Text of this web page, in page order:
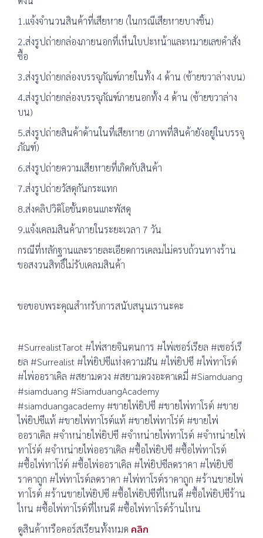
1.แจ้งจำนวนสินค้าที่เสียหาย (ในกรณีเสียหายบางชิ้น)
2.ส่งรูปถ่ายกล่องภายนอกที่เห็นใบปะหน้าและหมายเลขคำสั่ง
ซื้อ
3.ส่งรูปถ่ายกล่องบรรจุภัณฑ์ภายในทั้ง 4 ด้าน (ซ้ายขวาล่างบน)
4.ส่งรูปถ่ายกล่องบรรจุภัณฑ์ภายนอกทั้ง 4 ด้าน (ซ้ายขวาล่าง
บน)
5.ส่งรูปถ่ายสินค้าด้านในที่เสียหาย (ภาพที่สินค้ายังอยู่ในบรรจุ
ภัณฑ์)
6.ส่งรูปถ่ายความเสียหายที่เกิดกับสินค้า
7.ส่งรูปถ่ายวัสดุกันกระแทก
8.ส่งคลิปวิดิโอขั้นตอนแกะพัสดุ
9.แจ้งเคลมสินค้าภายในระยะเวลา 7 วัน
กรณีที่หลักฐานและรายละเอียดการเคลมไม่ครบถ้วนทางร้าน
ขอสงวนสิทธิ์ไม่รับเคลมสินค้า
ขอขอบพระคุณสำหรับการสนับสนุนเรานะคะ
#SurrealistTarot #ไพ่สายจินตนการ #ไพ่เซอร์เรียล #เซอร์เรี
ยล #Surrealist #ไพ่ยิปซีแห่งความฝัน #ไพ่ยิปซี #ไพ่ทาโรต์
#ไพ่ออราเคิล #สยามดวง #สยามดวงอะคาเดมี่ #Siamduang
#siamduang #SiamduangAcademy
#siamduangacademy #ขายไพ่ยิปซี #ขายไพ่ทาโรต์ #ขาย
ไพ่ยิปซีแท้ #ขายไพ่ทาโรต์แท้ #ขายไพ่ทาโร่ต์ #ขายไพ่
ออราเคิล #จำหน่ายไพ่ยิปซี #จำหน่ายไพ่ทาโรต์ #จำหน่ายไพ่
ทาโร่ต์ #จำหน่ายไพ่ออราเคิล #ซื้อไพ่ยิปซี #ซื้อไพ่ทาโรต์
#ซื้อไพ่ทาโร่ต์ #ซื้อไพ่ออราเคิล #ไพ่ยิปซีลดราคา #ไพ่ยิปซี
ราคาถูก #ไพ่ทาโรต์ลดราคา #ไพ่ทาโรต์ราคาถูก #ร้านขายไพ่
ทาโรต์ #ร้านขายไพ่ยิปซี #ซื้อไพ่ยิปซีที่ไหนดี #ซื้อไพ่ยิปซีร้าน
ไหน #ซื้อไพ่ทาโรต์ที่ไหนดี #ซื้อไพ่ทาโรต์ร้านไหน
ดูสินค้าหรือคอร์สเรียนทั้งหมด คลิก